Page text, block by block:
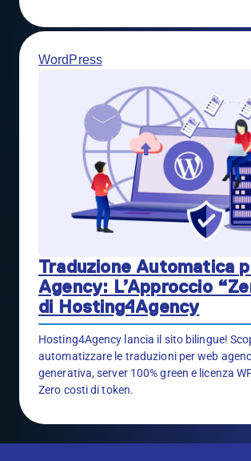
WordPress
Traduzione Automatica
Agency: L’Approccio
di Hosting4Agency
Hosting4Agency lancia il sito bilingue!
automatizzare le traduzioni per web
generativa, server 100% green e licenza
Zero costi di token.